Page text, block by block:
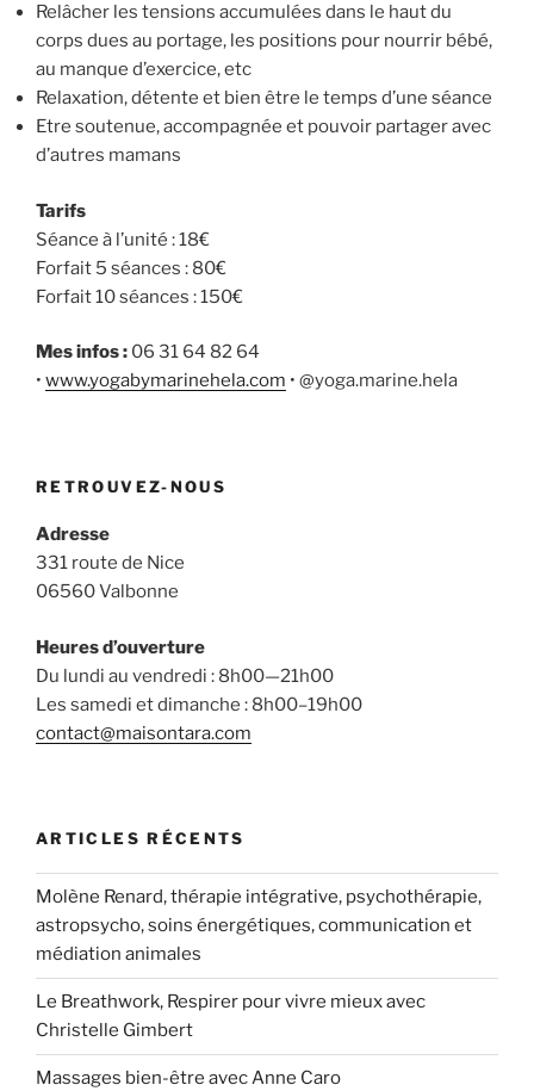
Relâcher les tensions accumulées dans le haut du
corps dues au portage, les positions pour nourrir bébé,
au manque d’exercice, etc
Relaxation, détente et bien être le temps d’une séance
Etre soutenue, accompagnée et pouvoir partager avec
d’autres mamans
Tarifs
Séance à l’unité : 18€
Forfait 5 séances : 80€
Forfait 10 séances : 150€
Mes infos : 06 31 64 82 64
• www.yogabymarinehela.com • @yoga.marine.hela
RETROUVEZ-NOUS
Adresse
331 route de Nice
06560 Valbonne
Heures d’ouverture
Du lundi au vendredi : 8h00—21h00
Les samedi et dimanche : 8h00–19h00
contact@maisontara.com
ARTICLES RÉCENTS
Molène Renard, thérapie intégrative, psychothérapie,
astropsycho, soins énergétiques, communication et
médiation animales
Le Breathwork, Respirer pour vivre mieux avec
Christelle Gimbert
Massages bien-être avec Anne Caro